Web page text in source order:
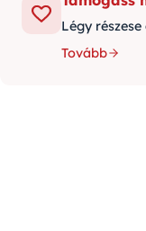
Légy
Tovább